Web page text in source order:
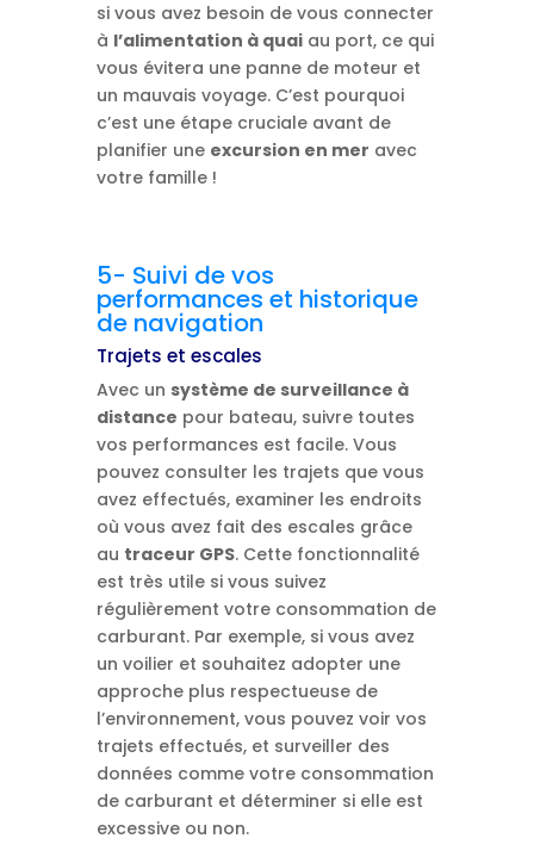
si vous avez besoin de vous connecter
à l’alimentation à quaiau port, ce qui
vous évitera une panne de moteur et
un mauvais voyage. C’est pourquoi
c’est une étape cruciale avant de
planifier une excursion en mer avec
votre famille !
5- Suivi de vos
performances et historique
de navigation
Trajets et escales
Avec un système de surveillance à
distance pour bateau, suivre toutes
vos performances est facile. Vous
pouvez consulter les trajets que vous
avez effectués, examiner les endroits
où vous avez fait des escales grâce
au traceur GPS. Cette fonctionnalité
est très utile si vous suivez
régulièrement votre consommation de
carburant. Par exemple, si vous avez
un voilier et souhaitez adopter une
approche plus respectueuse de
l’environnement, vous pouvez voir vos
trajets effectués, et surveiller des
données comme votre consommation
de carburant et déterminer si elle est
excessive ou non.